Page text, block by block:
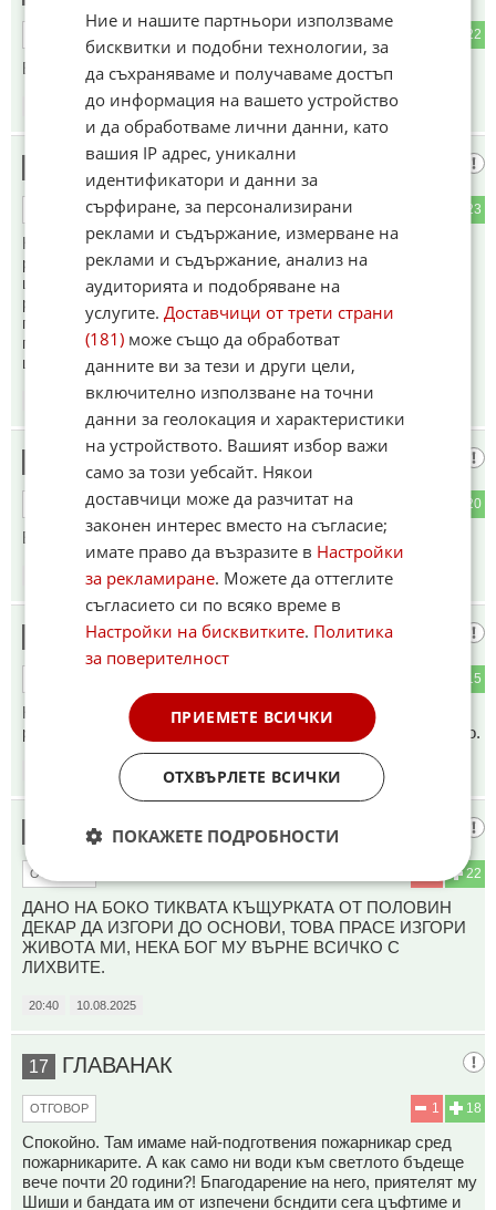
22
Ей, внимавайте със зайчарника и магнолиите, че ...
10.08.2025
ФЕЙК
23
ОТГОВОР
Не се бойте! Само като се появи главния пожарникар на
републиката и каже ТУ-ТУУУ огънят ще се изплаши и сам
ще се потуши при вида на маститата фигура! Ако нещо се
разрасне на помощ ще дойде главния глиган да разоре с
глигите една ивица, а ако вятъра се обърне всички
политици както са въздух под налягане само да духнат и
ще го спрат!
10.08.2025
Буюу туутуу
20
ОТГОВОР
Евакуирам зайчарника
10.08.2025
Чочо
15
Няма страшно.Там живее пожарникаря на
републиката(генерал при това).Тъкмо да покаже наученото.
10.08.2025
Иван Иванов
22
ОТГОВОР
ДАНО НА БОКО ТИКВАТА КЪЩУРКАТА ОТ ПОЛОВИН
ДЕКАР ДА ИЗГОРИ ДО ОСНОВИ, ТОВА ПРАСЕ ИЗГОРИ
ЖИВОТА МИ, НЕКА БОГ МУ ВЪРНЕ ВСИЧКО С
ЛИХВИТЕ.
20:40 10.08.2025
17 ГЛАВАНАК
18
1
ОТГОВОР
Спокойно. Там имаме най-подготвения пожарникар сред
пожарникарите. А как само ни води към светлото бъдеще
вече почти 20 години?! Бпагодарение на него, приятелят му
Шиши и бандата им от изпечени бсндити сега цъфтиме и
Ние и нашите партньори използваме
бисквитки и подобни технологии, за
да съхраняваме и получаваме достъп
до информация на вашето устройство
и да обработваме лични данни, като
вашия IP адрес, уникални
идентификатори и данни за
сърфиране, за персонализирани
реклами и съдържание, измерване на
реклами и съдържание, анализ на
аудиторията и подобряване на
услугите.Доставчици от трети страни
(181) може също да обработват
данните ви за тези и други цели,
включително използване на точни
данни за геолокация и характеристики
на устройството. Вашият избор важи
само за този уебсайт. Някои
доставчици може да разчитат на
законен интерес вместо на съгласие;
имате право да възразите в Настройки
за рекламиране. Можете да оттеглите
съгласието си по всяко време в
Настройки на бисквитките. Политика
за поверителност
ПРИЕМЕТЕ ВСИЧКИ
ОТХВЪРЛЕТЕ ВСИЧКИ
ПОКАЖЕТЕ ПОДРОБНОСТИ